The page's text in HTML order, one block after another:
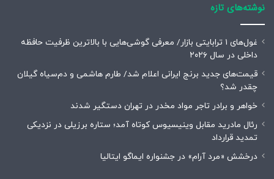
نوشته‌های تازه
غول‌های ۱ ترابایتی بازار/ معرفی گوشی‌هایی با بالاترین ظرفیت حافظه
داخلی در سال ۲۰۲۶
قیمت‌های جدید برنج ایرانی اعلام شد/ طارم هاشمی و دم‌سیاه گیلان
چقدر شد؟
خواهر و برادر تاجر مواد مخدر در تهران دستگیر شدند
رئال مادرید مقابل وینیسیوس کوتاه آمد؛ ستاره برزیلی در نزدیکی
تمدید قرارداد
درخشش «مرد آرام» در جشنواره ایماگو ایتالیا